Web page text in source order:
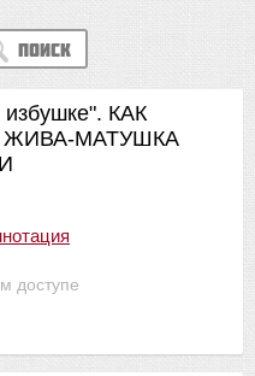
Поиск
доступе
избушке". КАК
МАТУШКА